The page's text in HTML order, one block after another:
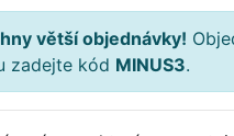
větší objednávky!
zadejte kód MINUS3.